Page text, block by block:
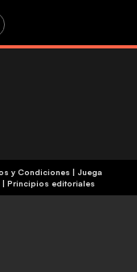
| Principios editoriales